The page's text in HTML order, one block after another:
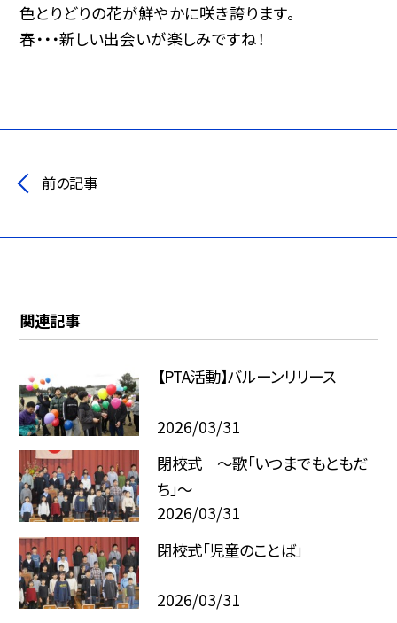
色とりどりの花が鮮やかに咲き誇ります。
春・・・新しい出会いが楽しみですね！
前の記事
関連記事
【PTA活動】バルーンリリース
2026/03/31
閉校式 ～歌「いつまでもともだ
ち」～
2026/03/31
閉校式「児童のことば」
2026/03/31